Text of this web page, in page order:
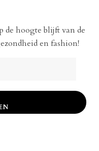
de hoogte blijft van de
en fashion!